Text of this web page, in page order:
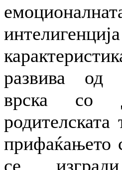
развива од
врска со
прифаќањето
се